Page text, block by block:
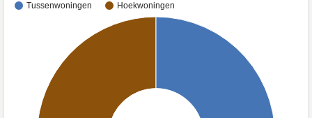
Tussenwoningen Hoekwoningen